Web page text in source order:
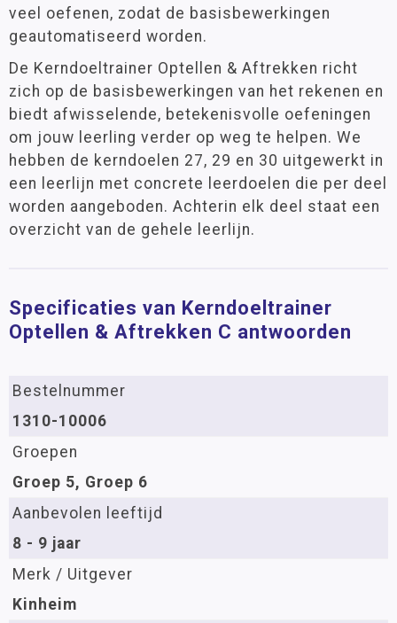
veel oefenen, zodat de basisbewerkingen
geautomatiseerd worden.
De Kerndoeltrainer Optellen & Aftrekken richt
zich op de basisbewerkingen van het rekenen en
biedt afwisselende, betekenisvolle oefeningen
om jouw leerling verder op weg te helpen. We
hebben de kerndoelen 27, 29 en 30 uitgewerkt in
een leerlijn met concrete leerdoelen die per deel
worden aangeboden. Achterin elk deel staat een
overzicht van de gehele leerlijn.
Specificaties van Kerndoeltrainer
Optellen & Aftrekken C antwoorden
Bestelnummer
1310-10006
Groepen
Groep 5, Groep 6
Aanbevolen leeftijd
8 - 9 jaar
Merk / Uitgever
Kinheim